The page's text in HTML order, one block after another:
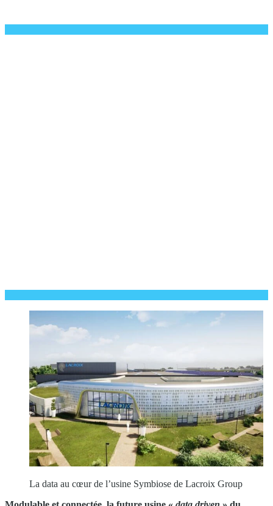
La data au cœur de l’usine Symbiose de Lacroix Group